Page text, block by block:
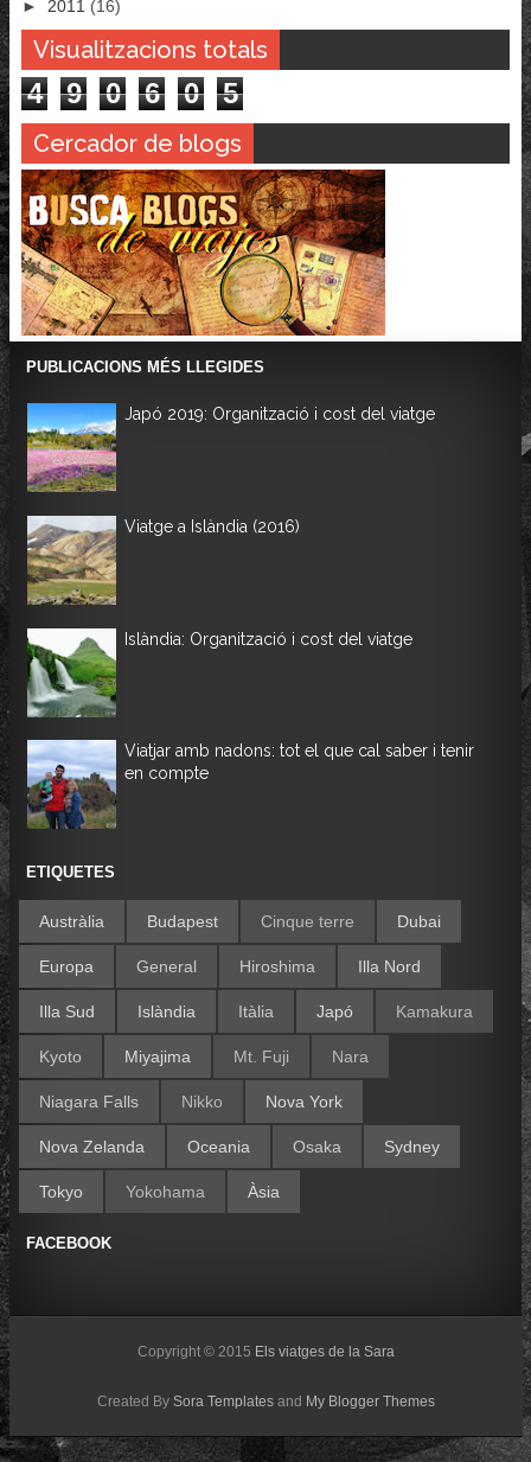
► 2011 (16)
Visualitzacions totals
4 9 0 6 0 5
Cercador de blogs
PUBLICACIONS MÉS LLEGIDES
Japó 2019: Organització i cost del viatge
Viatge a Islàndia (2016)
Islàndia: Organització i cost del viatge
Viatjar amb nadons: tot el que cal saber i tenir
en compte
ETIQUETES
Austràlia Budapest Cinque terre Dubai
Europa General Hiroshima Illa Nord
Illa Sud Islàndia Itàlia Japó Kamakura
Kyoto Miyajima Mt. Fuji Nara
Niagara Falls Nikko Nova York
Nova Zelanda Oceania Osaka Sydney
Tokyo Yokohama Àsia
FACEBOOK
Copyright © 2015 Els viatges de la Sara
Created BySora Templates and My Blogger Themes